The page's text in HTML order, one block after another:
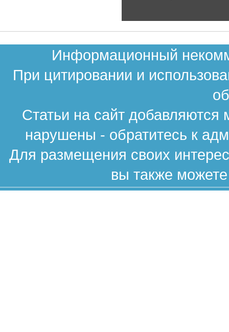
Информационный
При цитировании и
Статьи на сайт
нарушены - обратитесь к
Для размещения своих
вы также